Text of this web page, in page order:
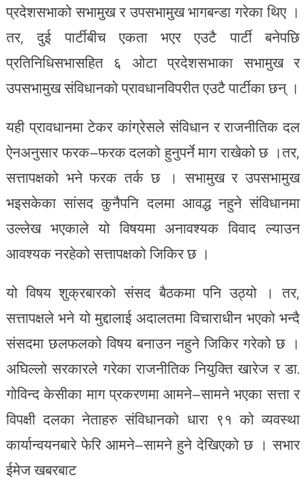
प्रदेशसभाको सभामुख र उपसभामुख भागबन्डा गरेका थिए ।
तर, दुई पार्टीबीच एकता भएर एउटै पार्टी बनेपछि
प्रतिनिधिसभासहित ६ ओटा प्रदेशसभाका सभामुख र
उपसभामुख संविधानको प्रावधानविपरीत एउटै पार्टीका छन् ।
यही प्रावधानमा टेकर कांग्रेसले संविधान र राजनीतिक दल
ऐनअनुसार फरक–फरक दलको हुनुपर्ने माग राखेको छ ।तर,
सत्तापक्षको भने फरक तर्क छ । सभामुख र उपसभामुख
भइसकेका सांसद कुनैपनि दलमा आवद्ध नहुने संविधानमा
उल्लेख भएकाले यो विषयमा अनावश्यक विवाद ल्याउन
आवश्यक नरहेको सत्तापक्षको जिकिर छ ।
यो विषय शुक्रबारको संसद बैठकमा पनि उठ्यो । तर,
सत्तापक्षले भने यो मुद्दालाई अदालतमा विचाराधीन भएको भन्दै
संसदमा छलफलको विषय बनाउन नहुने जिकिर गरेको छ ।
अघिल्लो सरकारले गरेका राजनीतिक नियुक्ति खारेज र डा.
गोविन्द केसीका माग प्रकरणमा आमने–सामने भएका सत्ता र
विपक्षी दलका नेताहरु संविधानको धारा ९१ को व्यवस्था
कार्यान्वयनबारे फेरि आमने–सामने हुने देखिएको छ । सभार
ईमेज खबरबाट